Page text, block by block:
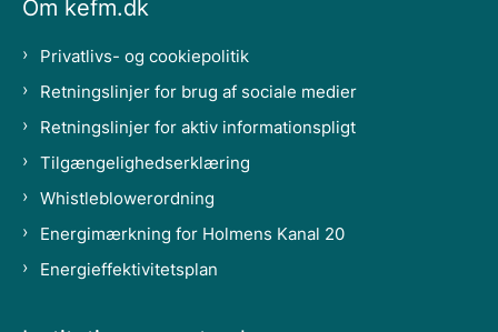
Om kefm.dk
Privatlivs- og cookiepolitik
Retningslinjer for brug af sociale medier
Retningslinjer for aktiv informationspligt
Tilgængelighedserklæring
Whistleblowerordning
Energimærkning for Holmens Kanal 20
Energieffektivitetsplan